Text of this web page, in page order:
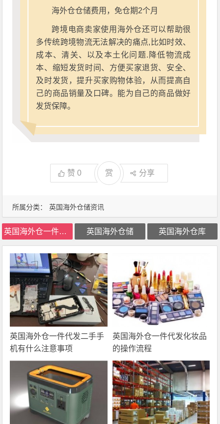
所属分类： 英国海外仓储资讯
海外仓仓储费用，免仓期2个月
跨境电商卖家使用海外仓还可以帮助很
多传统跨境物流无法解决的痛点,比如时效、
成本、清关、以及本土化问题.降低物流成
本、缩短发货时间、方便买家退货、安全、
及时发货，提升买家购物体验，从而提高自
己的商品销量及口碑。能为自己的商品做好
发货保障。
赞0 赏 分享
英国海外仓一件代发 英国海外仓储 英国海外仓库
英国海外仓一件代发二手手
机有什么注意事项
英国海外仓一件代发化妆品
的操作流程